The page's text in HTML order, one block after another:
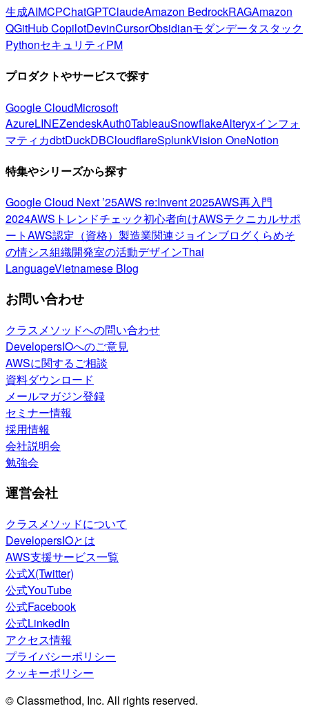
生成AIMCPChatGPTClaudeAmazon BedrockRAGAmazon
QGitHub CopilotDevinCursorObsidianモダンデータスタック
PythonセキュリティPM
プロダクトやサービスで探す
Google CloudMicrosoft
AzureLINEZendeskAuth0TableauSnowflakeAlteryxインフォ
マティカdbtDuckDBCloudflareSplunkVision OneNotion
特集やシリーズから探す
Google Cloud Next ’25AWS re:Invent 2025AWS再入門
2024AWSトレンドチェック初心者向けAWSテクニカルサポ
ートAWS認定（資格） 製造業関連ジョインブログくらめそ
の情シス組織開発室の活動デザインThai
LanguageVietnamese Blog
お問い合わせ
クラスメソッドへの問い合わせ
DevelopersIOへのご意見
AWSに関するご相談
資料ダウンロード
メールマガジン登録
セミナー情報
採用情報
会社説明会
勉強会
運営会社
クラスメソッドについて
DevelopersIOとは
AWS支援サービス一覧
公式X(Twitter)
公式YouTube
公式Facebook
公式LinkedIn
アクセス情報
プライバシーポリシー
クッキーポリシー
© Classmethod, Inc. All rights reserved.